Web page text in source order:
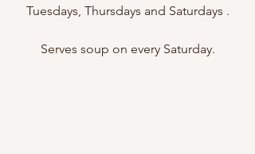
Tuesdays, Thursdays and Saturdays .
Serves soup on every Saturday.